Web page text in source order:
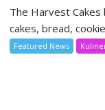
The Harvest Cakes
cakes, bread,
Featured News